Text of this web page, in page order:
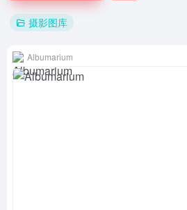
摄影图库
Albumarium